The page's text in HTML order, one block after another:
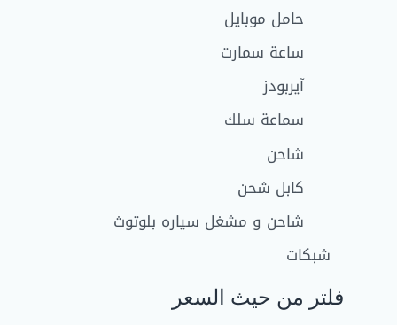
حامل موبايل
ساعة سمارت
آيربودز
سماعة سلك
شاحن
كابل شحن
شاحن و مشغل سياره بلوتوث
شبكات
فلتر من حيث السعر